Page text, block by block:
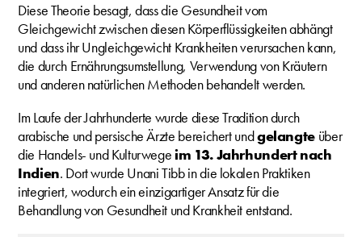
Diese Theorie besagt, dass die Gesundheit vom
Gleichgewicht zwischen diesen Körperflüssigkeiten abhängt
und dass ihr Ungleichgewicht Krankheiten verursachen kann,
die durch Ernährungsumstellung, Verwendung von Kräutern
und anderen natürlichen Methoden behandelt werden.
Im Laufe der Jahrhunderte wurde diese Tradition durch
arabische und persische Ärzte bereichert undgelangte über
die Handels- und Kulturwegeim 13. Jahrhundert nach
Indien. Dort wurde Unani Tibb in die lokalen Praktiken
integriert, wodurch ein einzigartiger Ansatz für die
Behandlung von Gesundheit und Krankheit entstand.